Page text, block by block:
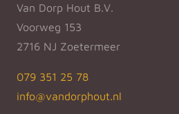
Van Dorp Hout B.V.
Voorweg 153
2716 NJ Zoetermeer
079 351 25 78
info@vandorphout.nl